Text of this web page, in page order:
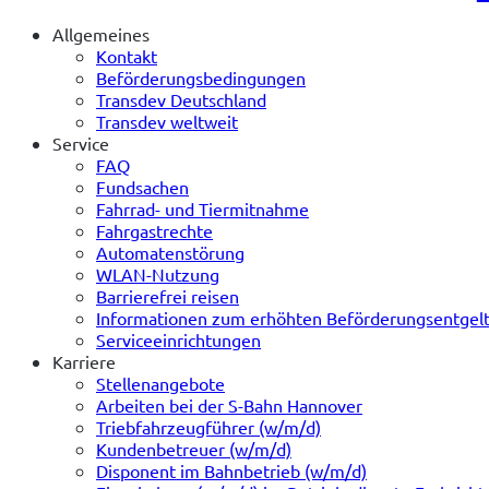
Allgemeines
Kontakt
Beförderungsbedingungen
Transdev Deutschland
Transdev weltweit
Service
FAQ
Fundsachen
Fahrrad- und Tiermitnahme
Fahrgastrechte
Automatenstörung
WLAN-Nutzung
Barrierefrei reisen
Informationen zum erhöhten Beförderungsentgelt
Serviceeinrichtungen
Karriere
Stellenangebote
Arbeiten bei der S-Bahn Hannover
Triebfahrzeugführer (w/m/d)
Kundenbetreuer (w/m/d)
Disponent im Bahnbetrieb (w/m/d)